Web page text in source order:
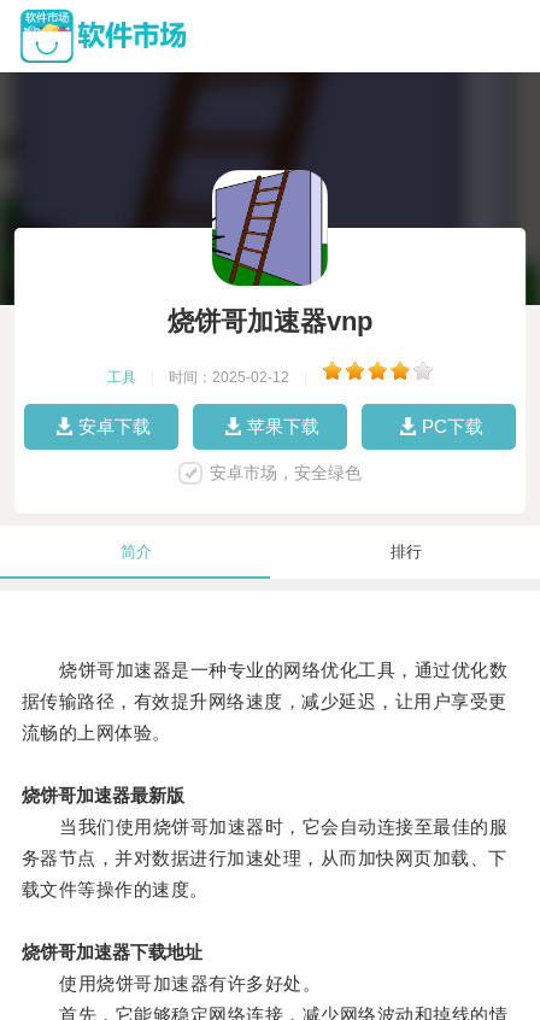
烧饼哥加速器vnp
工具 时间：2025-02-12
安卓下载 苹果下载 PC下载
安卓市场，安全绿色
简介 排行
烧饼哥加速器是一种专业的网络优化工具，通过优化数
据传输路径，有效提升网络速度，减少延迟，让用户享受更
流畅的上网体验。
烧饼哥加速器最新版
当我们使用烧饼哥加速器时，它会自动连接至最佳的服
务器节点，并对数据进行加速处理，从而加快网页加载、下
载文件等操作的速度。
烧饼哥加速器下载地址
使用烧饼哥加速器有许多好处。
首先，它能够稳定网络连接，减少网络波动和掉线的情